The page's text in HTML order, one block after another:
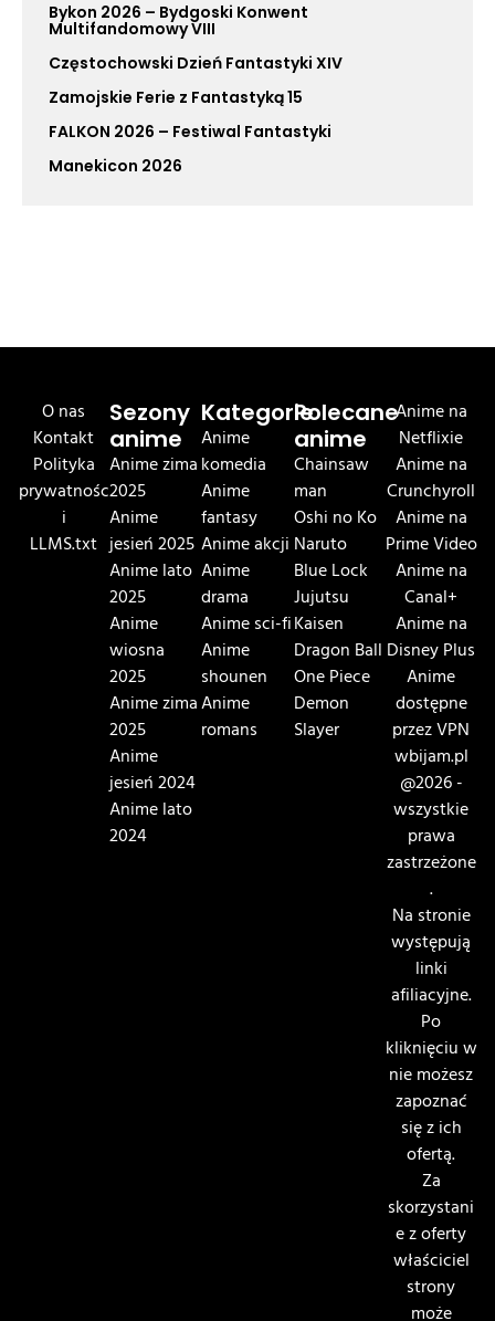
Bykon 2026 – Bydgoski Konwent
Multifandomowy VIII
Częstochowski Dzień Fantastyki XIV
Zamojskie Ferie z Fantastyką 15
FALKON 2026 – Festiwal Fantastyki
Manekicon 2026
O nas
Kontakt
Polityka
prywatnośc
i
LLMS.txt
Sezony
anime
Anime zima
2025
Anime
jesień 2025
Anime lato
2025
Anime
wiosna
2025
Anime zima
2025
Anime
jesień 2024
Anime lato
2024
Kategorie
Anime
komedia
Anime
fantasy
Anime akcji
Anime
drama
Anime sci-fi
Anime
shounen
Anime
romans
Polecane
anime
Chainsaw
man
Oshi no Ko
Naruto
Blue Lock
Jujutsu
Kaisen
Dragon Ball
One Piece
Demon
Slayer
Anime na
Netflixie
Anime na
Crunchyroll
Anime na
Prime Video
Anime na
Canal+
Anime na
Disney Plus
Anime
dostępne
przez VPN
wbijam.pl
@2026 -
wszystkie
prawa
zastrzeżone
.
Na stronie
występują
linki
afiliacyjne.
Po
kliknięciu w
nie możesz
zapoznać
się z ich
ofertą.
Za
skorzystani
e z oferty
właściciel
strony